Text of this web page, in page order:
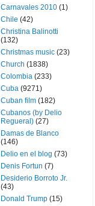
Carnavales 2010 (1)
Chile (42)
Christina Balinotti
(132)
Christmas music (23)
Church (1838)
Colombia (233)
Cuba (9271)
Cuban film (182)
Cubanos (by Delio
Regueral) (27)
Damas de Blanco
(146)
Delio en el blog (73)
Denis Fortun (7)
Desiderio Borroto Jr.
(43)
Donald Trump (15)